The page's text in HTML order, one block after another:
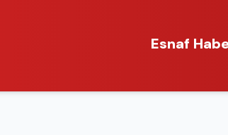
Esnaf